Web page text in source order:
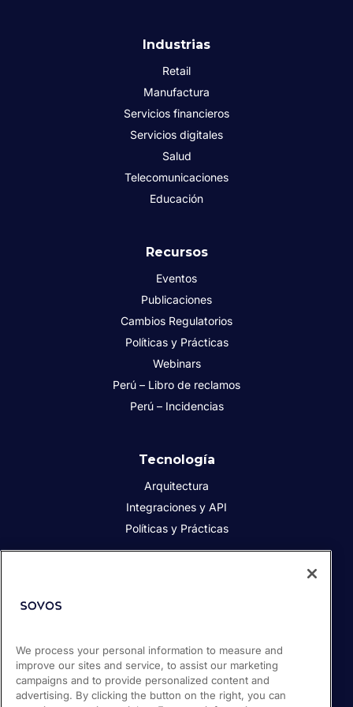
Industrias
Retail
Manufactura
Servicios financieros
Servicios digitales
Salud
Telecomunicaciones
Educación
Recursos
Eventos
Publicaciones
Cambios Regulatorios
Políticas y Prácticas
Webinars
Perú – Libro de reclamos
Perú – Incidencias
Tecnología
Arquitectura
Integraciones y API
Políticas y Prácticas
Responsabilidad social
Soporte / Portal de clientes
Empleos
We process your personal information to measure and
improve our sites and service, to assist our marketing
campaigns and to provide personalized content and
advertising. By clicking the button on the right, you can